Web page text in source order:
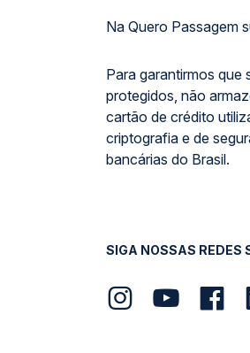
Na Quero Passagem
Para garantirmos que
protegidos, não
cartão de crédito
criptografia e de
bancárias do Brasil.
SIGA NOSSAS REDES